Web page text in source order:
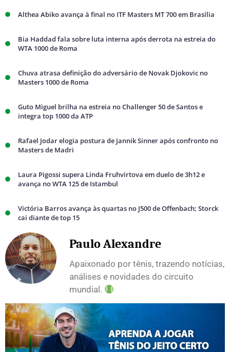
Althea Abiko avança à final no ITF Masters MT 700 em Brasília
Bia Haddad fala sobre luta interna após derrota na estreia do
WTA 1000 de Roma
Chuva atrasa definição do adversário de Novak Djokovic no
Masters 1000 de Roma
Guto Miguel brilha na estreia no Challenger 50 de Santos e
integra top 1000 da ATP
Rafael Jodar elogia postura de Jannik Sinner após confronto no
Masters de Madri
Laura Pigossi supera Linda Fruhvirtova em duelo de 3h12 e
avança no WTA 125 de Istambul
Victória Barros avança às quartas no J500 de Offenbach; Storck
cai diante de top 15
Paulo Alexandre
Apaixonado por tênis, trazendo notícias,
análises e novidades do circuito
mundial.